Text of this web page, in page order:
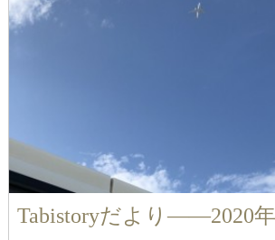
Tabistoryだより――2020年